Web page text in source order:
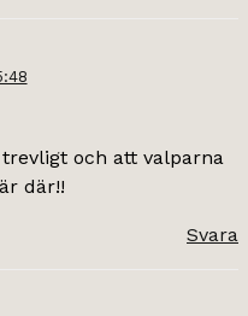
och att valparna
där!!
Svara